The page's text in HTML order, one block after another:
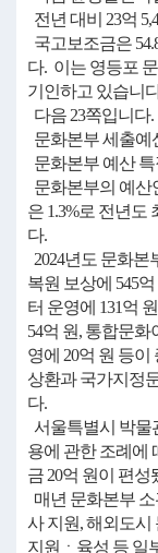
전년 대비 23억
국고보조금은
다. 이는 영등포
기인하고 있습니
다음 23쪽입니다.
문화본부 세출예
문화본부 예산
문화본부의 예산
은 1.3%로 전년도
다.
2024년도 문화
복원 보상에 545
터 운영에 131억
54억 원, 통합문
영에 20억 원 등
상환과 국가지정
다.
서울특별시 박물
용에 관한 조례에
금 20억 원이 편성
매년 문화본부
사 지원, 해외도시
지원ㆍ육성 등 일